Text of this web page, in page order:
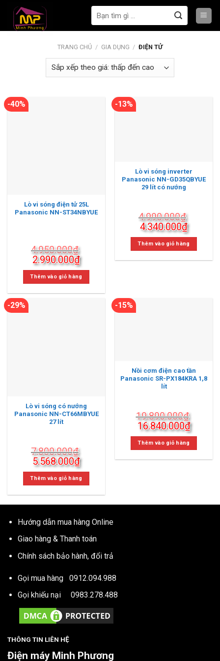
nội
kiếm:
TRANG CHỦ / GIA DỤNG / ĐIỆN TỬ
-40%
Lò vi sóng điện tử 25L
Panasonic NN-ST34NBYUE
4.950.000₫
Giá
gốc
là:
2.990.000₫Giá
hiện
tại
2.990.000₫.
Thêm vào giỏ hàng
-13%
Lò vi sóng inverter
Panasonic NN-GD35QBYUE
29 lít có nướng
4.990.000₫
Giá
gốc
là:
4.340.000₫Giá
hiện
tại
Thêm vào giỏ hàng
-29%
Lò vi sóng có nướng
Panasonic NN-CT66MBYUE
27 lít
7.800.000₫
Giá
gốc
là:
5.568.000₫Giá
hiện
tại
Thêm vào giỏ hàng
-15%
Nồi cơm điện cao tần
Panasonic SR-PX184KRA 1,8
lít
19.890.000₫
Giá
gốc
là:
16.840.000₫Giá
hiện
Thêm vào giỏ hàng
Hướng dẫn mua hàng Online
Giao hàng & Thanh toán
Chính sách bảo hành, đổi trả
Gọi mua hàng 0912.094.988
Gọi khiếu nại 0983.278.488
THÔNG TIN LIÊN HỆ
Điện máy Minh Phương